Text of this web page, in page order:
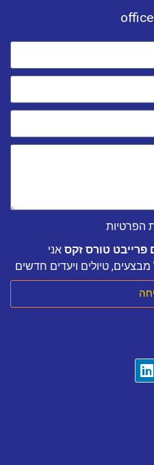
הפרטיות
פרייבט טורס זקס אני
טיולים ויעדים חדשים